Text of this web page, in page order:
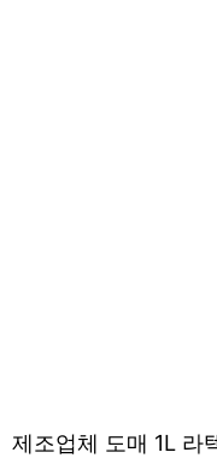
제조업체 도매 1L 라